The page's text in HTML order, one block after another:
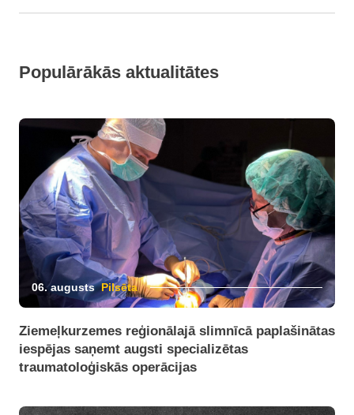
Populārākās aktualitātes
06. augusts Pilsēta
Ziemeļkurzemes reģionālajā slimnīcā paplašinātas
iespējas saņemt augsti specializētas
traumatoloģiskās operācijas